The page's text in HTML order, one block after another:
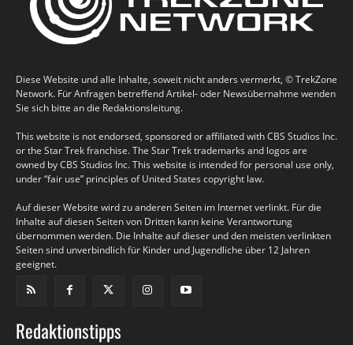
Diese Website und alle Inhalte, soweit nicht anders vermerkt, © TrekZone
Network. Für Anfragen betreffend Artikel- oder Newsübernahme wenden
Sie sich bitte an die Redaktionsleitung.
This website is not endorsed, sponsored or affiliated with CBS Studios Inc.
or the Star Trek franchise. The Star Trek trademarks and logos are
owned by CBS Studios Inc. This website is intended for personal use only,
under “fair use” principles of United States copyright law.
Auf dieser Website wird zu anderen Seiten im Internet verlinkt. Für die
Inhalte auf diesen Seiten von Dritten kann keine Verantwortung
übernommen werden. Die Inhalte auf dieser und den meisten verlinkten
Seiten sind unverbindlich für Kinder und Jugendliche über 12 Jahren
geeignet.
Redaktionstipps